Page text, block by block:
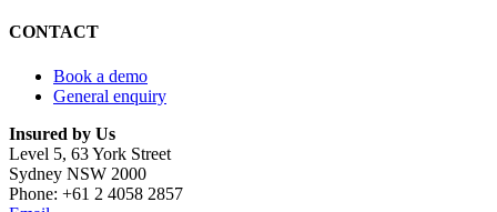
CONTACT
Book a demo
General enquiry
Insured by Us
Level 5, 63 York Street
Sydney NSW 2000
Phone: +61 2 4058 2857